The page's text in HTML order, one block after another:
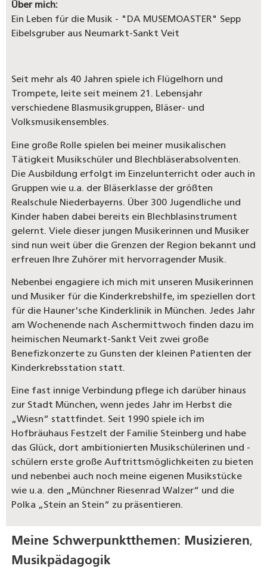
Über mich:
Ein Leben für die Musik - "DA MUSEMOASTER" Sepp
Eibelsgruber aus Neumarkt-Sankt Veit
Seit mehr als 40 Jahren spiele ich Flügelhorn und
Trompete, leite seit meinem 21. Lebensjahr
verschiedene Blasmusikgruppen, Bläser- und
Volksmusikensembles.
Eine große Rolle spielen bei meiner musikalischen
Tätigkeit Musikschüler und Blechbläserabsolventen.
Die Ausbildung erfolgt im Einzelunterricht oder auch in
Gruppen wie u.a. der Bläserklasse der größten
Realschule Niederbayerns. Über 300 Jugendliche und
Kinder haben dabei bereits ein Blechblasinstrument
gelernt. Viele dieser jungen Musikerinnen und Musiker
sind nun weit über die Grenzen der Region bekannt und
erfreuen Ihre Zuhörer mit hervorragender Musik.
Nebenbei engagiere ich mich mit unseren Musikerinnen
und Musiker für die Kinderkrebshilfe, im speziellen dort
für die Hauner'sche Kinderklinik in München. Jedes Jahr
am Wochenende nach Aschermittwoch finden dazu im
heimischen Neumarkt-Sankt Veit zwei große
Benefizkonzerte zu Gunsten der kleinen Patienten der
Kinderkrebsstation statt.
Eine fast innige Verbindung pflege ich darüber hinaus
zur Stadt München, wenn jedes Jahr im Herbst die
„Wiesn“ stattfindet. Seit 1990 spiele ich im
Hofbräuhaus Festzelt der Familie Steinberg und habe
das Glück, dort ambitionierten Musikschülerinen und -
schülern erste große Auftrittsmöglichkeiten zu bieten
und nebenbei auch noch meine eigenen Musikstücke
wie u.a. den „Münchner Riesenrad Walzer“ und die
Polka „Stein an Stein“ zu präsentieren.
Meine Schwerpunktthemen: Musizieren,
Musikpädagogik